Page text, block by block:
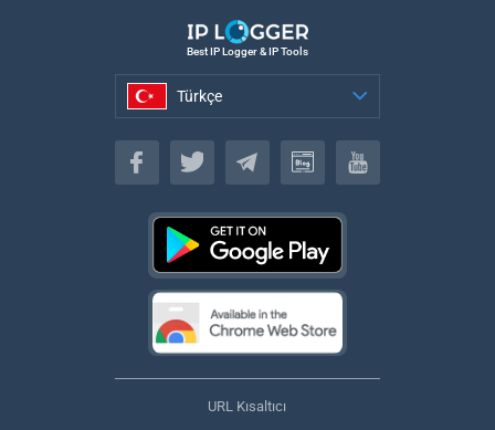
Best IP Logger & IP Tools
Türkçe
Türkçe
URL Kısaltıcı